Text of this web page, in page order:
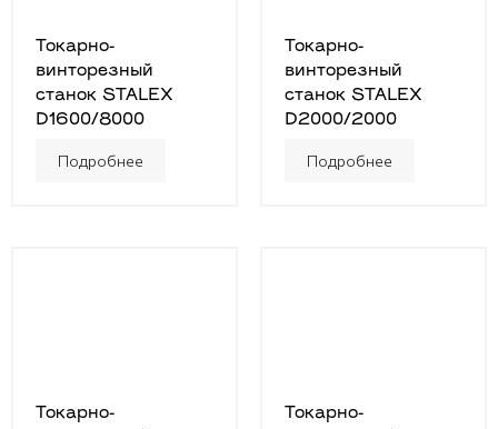
Токарно-
винторезный
станок STALEX
D1600/8000
Подробнее
Токарно-
винторезный
станок STALEX
D2000/2000
Подробнее
Токарно-
Токарно-